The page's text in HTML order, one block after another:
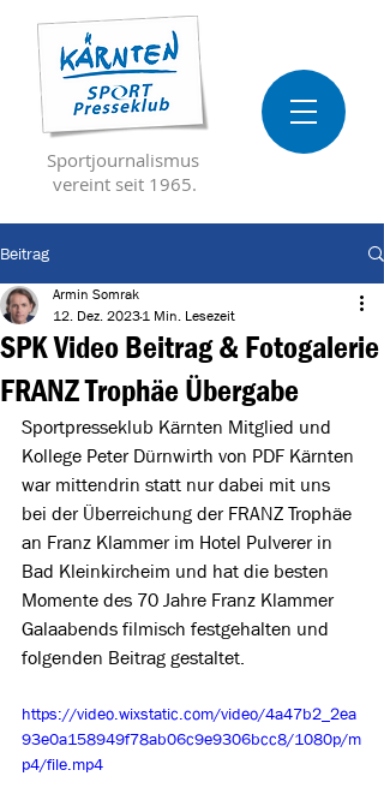
Sportjournalismus
vereint seit 1965.
Beitrag
SPK Video Beitrag & Fotogalerie
FRANZ Trophäe Übergabe
Armin Somrak
12. Dez. 20231 Min. Lesezeit
Sportpresseklub Kärnten Mitglied und
Kollege Peter Dürnwirth von PDF Kärnten
war mittendrin statt nur dabei mit uns
bei der Überreichung der FRANZ Trophäe
an Franz Klammer im Hotel Pulverer in
Bad Kleinkircheim und hat die besten
Momente des 70 Jahre Franz Klammer
Galaabends filmisch festgehalten und
folgenden Beitrag gestaltet.
https://video.wixstatic.com/video/4a47b2_2ea
93e0a158949f78ab06c9e9306bcc8/1080p/m
p4/file.mp4